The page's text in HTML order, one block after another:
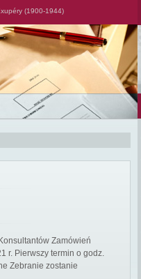
(1900-1944)
Zamówień
r. Pierwszy termin o godz.
Zebranie zostanie